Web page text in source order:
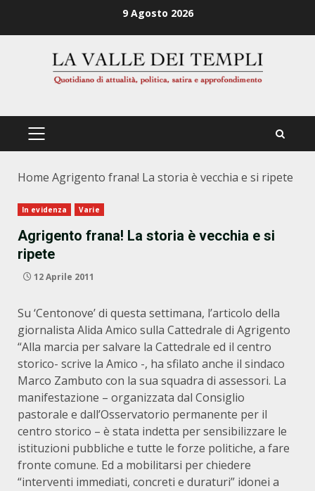
9 Agosto 2026
PRIMÄRES
Home Agrigento frana! La storia è vecchia e si ripete
In evidenza Varie
Agrigento frana! La storia è vecchia e si
ripete
12 Aprile 2011
Su ‘Centonove’ di questa settimana, l’articolo della
giornalista Alida Amico sulla Cattedrale di Agrigento
“Alla marcia per salvare la Cattedrale ed il centro
storico- scrive la Amico -, ha sfilato anche il sindaco
Marco Zambuto con la sua squadra di assessori. La
manifestazione – organizzata dal Consiglio
pastorale e dall’Osservatorio permanente per il
centro storico – è stata indetta per sensibilizzare le
istituzioni pubbliche e tutte le forze politiche, a fare
fronte comune. Ed a mobilitarsi per chiedere
“interventi immediati, concreti e duraturi” idonei a